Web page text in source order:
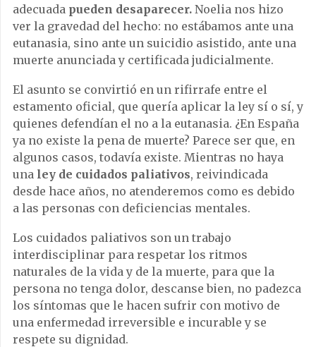
adecuada pueden desaparecer. Noelia nos hizo
ver la gravedad del hecho: no estábamos ante una
eutanasia, sino ante un suicidio asistido, ante una
muerte anunciada y certificada judicialmente.
El asunto se convirtió en un rifirrafe entre el
estamento oficial, que quería aplicar la ley sí o sí, y
quienes defendían el no a la eutanasia. ¿En España
ya no existe la pena de muerte? Parece ser que, en
algunos casos, todavía existe. Mientras no haya
una ley de cuidados paliativos, reivindicada
desde hace años, no atenderemos como es debido
a las personas con deficiencias mentales.
Los cuidados paliativos son un trabajo
interdisciplinar para respetar los ritmos
naturales de la vida y de la muerte, para que la
persona no tenga dolor, descanse bien, no padezca
los síntomas que le hacen sufrir con motivo de
una enfermedad irreversible e incurable y se
respete su dignidad.